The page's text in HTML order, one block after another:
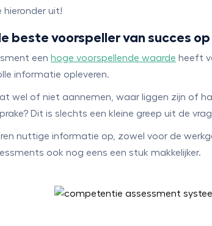
uit!
beste voorspeller van succes
een hoge voorspellende waarde heeft
informatie opleveren.
wel of niet aannemen, waar liggen zijn of
Dit is slechts een kleine greep uit de
nuttige informatie op, zowel voor de
ook nog eens een stuk makkelijker.